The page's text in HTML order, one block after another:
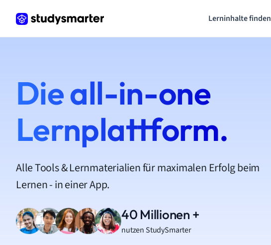
Lerninhalte finden
Die all-in-one
Lernplattform.
Alle Tools & Lernmaterialien für maximalen Erfolg beim
Lernen - in einer App.
40 Millionen +
nutzen StudySmarter